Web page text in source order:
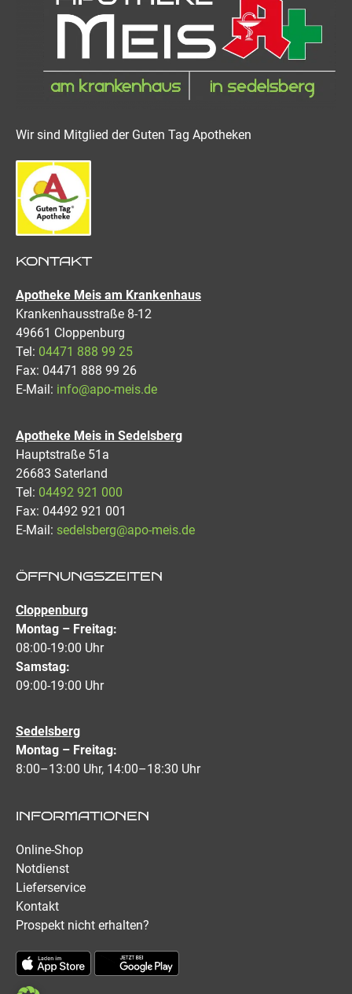
Wir sind Mitglied der Guten Tag Apotheken
KONTAKT
Apotheke Meis am Krankenhaus
Krankenhausstraße 8-12
49661 Cloppenburg
Tel: 04471 888 99 25
Fax: 04471 888 99 26
E-Mail: info@apo-meis.de
Apotheke Meis in Sedelsberg
Hauptstraße 51a
26683 Saterland
Tel: 04492 921 000
Fax: 04492 921 001
E-Mail: sedelsberg@apo-meis.de
ÖFFNUNGSZEITEN
Cloppenburg
Montag – Freitag:
08:00-19:00 Uhr
Samstag:
09:00-19:00 Uhr
Sedelsberg
Montag – Freitag:
8:00–13:00 Uhr, 14:00–18:30 Uhr
INFORMATIONEN
Online-Shop
Notdienst
Lieferservice
Kontakt
Prospekt nicht erhalten?